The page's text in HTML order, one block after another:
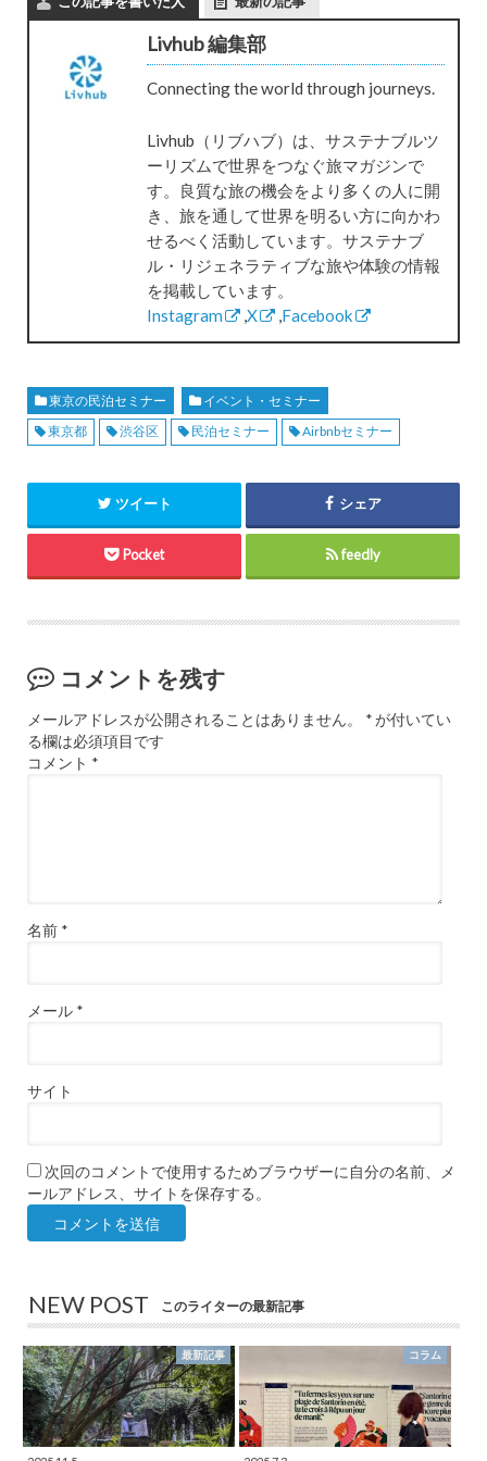
Livhub 編集部
Connecting the world through journeys.
Livhub（リブハブ）は、サステナブルツ
ーリズムで世界をつなぐ旅マガジンで
す。良質な旅の機会をより多くの人に開
き、旅を通して世界を明るい方に向かわ
せるべく活動しています。サステナブ
ル・リジェネラティブな旅や体験の情報
を掲載しています。
Instagram
X Facebook
東京の民泊セミナー
イベント・セミナー
東京都
渋谷区 民泊セミナー Airbnbセミナー
ツイート シェア
Pocket feedly
コメントを残す
メールアドレスが公開されることはありません。 *が付いてい
る欄は必須項目です
コメント *
名前 *
メール *
サイト
次回のコメントで使用するためブラウザーに自分の名前、メ
ールアドレス、サイトを保存する。
NEW POST このライターの最新記事
最新記事 コラム